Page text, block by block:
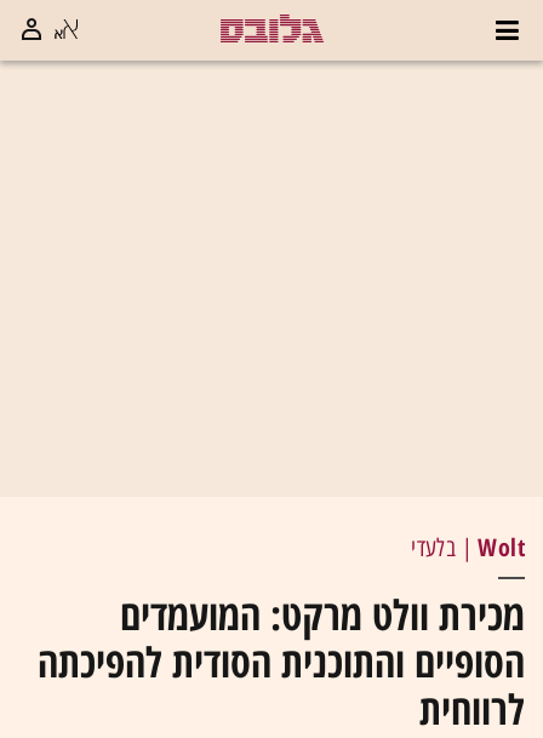
Wolt| בלעדי
מכירת וולט מרקט: המועמדים
הסופיים והתוכנית הסודית להפיכתה
לרווחית